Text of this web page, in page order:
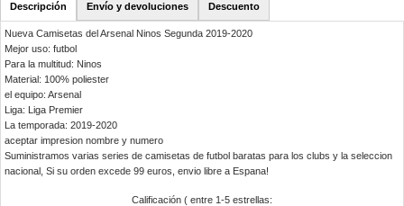
Descripción Envío y devoluciones Descuento
Nueva Camisetas del Arsenal Ninos Segunda 2019-2020
Mejor uso: futbol
Para la multitud: Ninos
Material: 100% poliester
el equipo: Arsenal
Liga: Liga Premier
La temporada: 2019-2020
aceptar impresion nombre y numero
Suministramos varias series de camisetas de futbol baratas para los clubs y la seleccion
nacional, Si su orden excede 99 euros, envio libre a Espana!
Calificación ( entre 1-5 estrellas: